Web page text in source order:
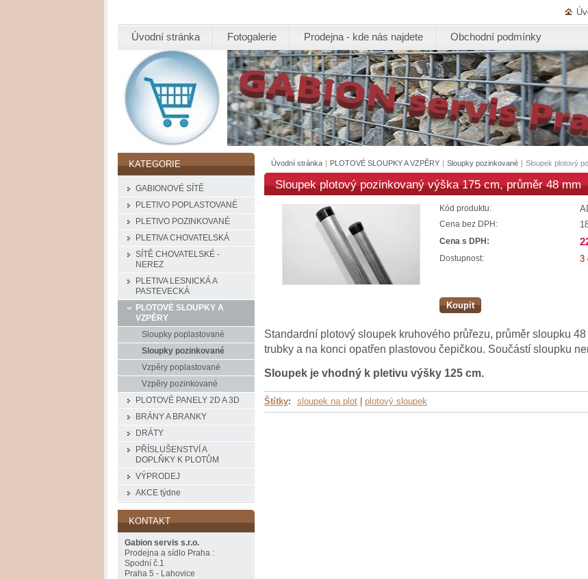
Úvodní stránka Fotogalerie Prodejna - kde nás najdete Obchodní podmínky
Úvodní stránka | PLOTOVÉ SLOUPKY A VZPĚRY | Sloupky pozinkované | Sloupek plotový
Sloupek plotový pozinkovaný výška 175 cm, průměr 48 mm
Kód produktu:
Cena bez DPH:
Cena s DPH:
Dostupnost: 3
Koupit
Standardní plotový sloupek kruhového průřezu, průměr sloupku
trubky a na konci opatřen plastovou čepičkou. Součástí sloupku
Sloupek je vhodný k pletivu výšky 125 cm.
Štítky: sloupek na plot | plotový sloupek
KATEGORIE
GABIONOVÉ SÍTĚ
PLETIVO POPLASTOVANÉ
PLETIVO POZINKOVANÉ
PLETIVA CHOVATELSKÁ
SÍTĚ CHOVATELSKÉ -
NEREZ
PLETIVA LESNICKÁ A
PASTEVECKÁ
PLOTOVÉ SLOUPKY A
VZPĚRY
Sloupky poplastované
Sloupky pozinkované
Vzpěry poplastované
Vzpěry pozinkované
PLOTOVÉ PANELY 2D A 3D
BRÁNY A BRANKY
DRÁTY
PŘÍSLUŠENSTVÍ A
DOPLŇKY K PLOTŮM
VÝPRODEJ
AKCE týdne
KONTAKT
Gabion servis s.r.o.
Prodejna a sídlo Praha :
Spodní č.1
Praha 5 - Lahovice